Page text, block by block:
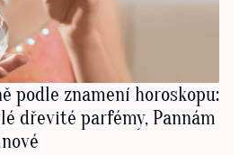
podle znamení horoskopu:
dřevité parfémy, Pannám